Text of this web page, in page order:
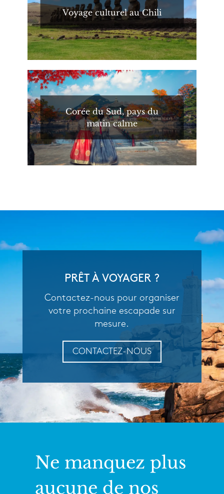
Voyage culturel au Chili
Corée du Sud, pays du
matin calme
PRÊT À VOYAGER ?
Contactez-nous pour organiser
votre prochaine escapade sur
mesure.
CONTACTEZ-NOUS
Ne manquez plus
aucune de nos